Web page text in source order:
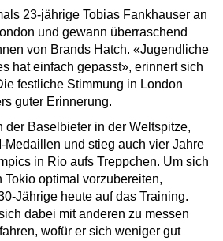
23-jährige Tobias Fankhauser an
und gewann überraschend
von Brands Hatch. «Jugendliche
hat einfach gepasst», erinnert sich
festliche Stimmung in London
guter Erinnerung.
der Baselbieter in der Weltspitze,
Medaillen und stieg auch vier Jahre
in Rio aufs Treppchen. Um sich
optimal vorzubereiten,
Jährige heute auf das Training.
dabei mit anderen zu messen
wofür er sich weniger gut